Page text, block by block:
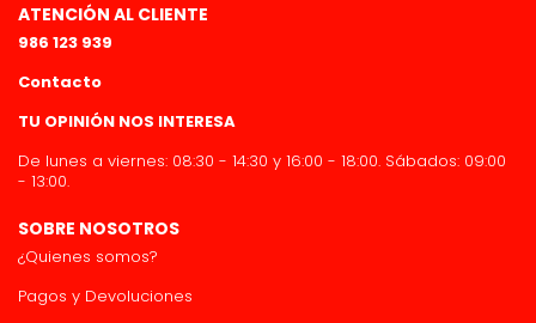
ATENCIÓN AL CLIENTE
986 123 939
Contacto
TU OPINIÓN NOS INTERESA
De lunes a viernes: 08:30 - 14:30 y 16:00 - 18:00. Sábados: 09:00
- 13:00.
SOBRE NOSOTROS
¿Quienes somos?
Pagos y Devoluciones